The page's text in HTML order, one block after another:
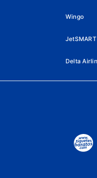
Wingo
JetSMART
Delta